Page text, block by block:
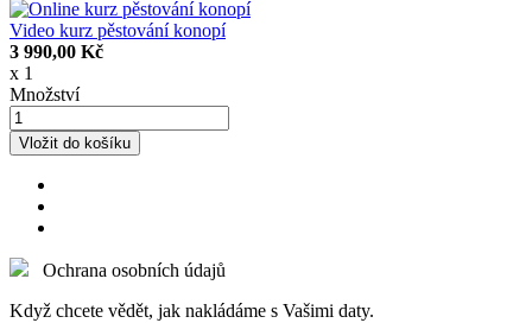
Video kurz pěstování konopí
3 990,00 Kč
x 1
Množství
Vložit do košíku
Ochrana osobních údajů
Když chcete vědět, jak nakládáme s Vašimi daty.